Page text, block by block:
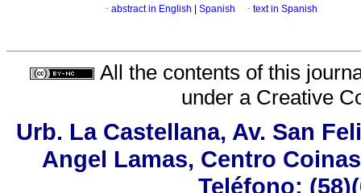
· abstract in English Spanish · text in Spanish
All the contents of this
under a Creative
Urb. La Castellana, Av. San
Angel Lamas, Centro
Teléfono: